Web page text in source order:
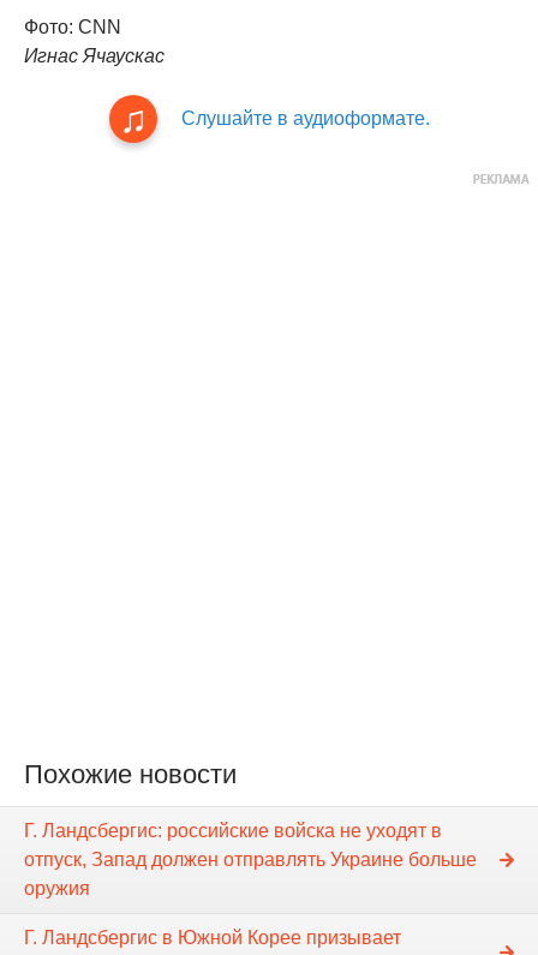
Фото: CNN
Игнас Ячаускас
Слушайте в аудиоформате.
Похожие новости
Г. Ландсбергис: российские войска не уходят в
отпуск, Запад должен отправлять Украине больше
оружия
Г. Ландсбергис в Южной Корее призывает